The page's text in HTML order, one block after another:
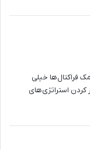
فراکتال‌ها خیلی
کردن استراتژی‌های